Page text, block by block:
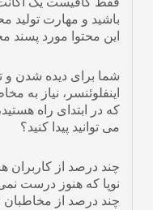
باشید و مهارت تولید
این محتوا مورد پسند
شما برای دیده شدن و
اینفلوئنسر، نیاز به
که در ابتدای راه
می توانید پیدا کنید؟
چند درصد از کاربران
نوپا که هنوز درست نمی
چند درصد از مخاطبان